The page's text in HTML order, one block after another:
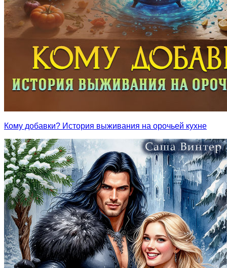
Кому добавки? История выживания на орочьей кухне